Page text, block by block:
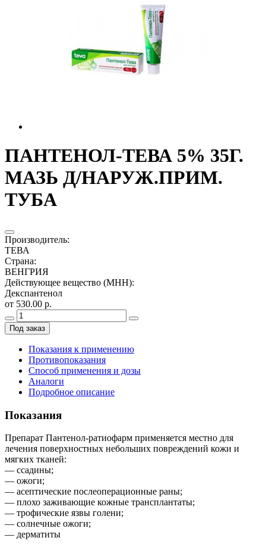
ПАНТЕНОЛ-ТЕВА 5% 35Г.
МАЗЬ Д/НАРУЖ.ПРИМ.
ТУБА
Производитель:
ТЕВА
Страна:
ВЕНГРИЯ
Действующее вещество (МНН):
Декспантенол
от 530.00 р.
Под заказ
Показания к применению
Противопоказания
Способ применения и дозы
Аналоги
Подробное описание
Показания
Препарат Пантенол-ратиофарм применяется местно для
лечения поверхностных небольших повреждений кожи и
мягких тканей:
— ссадины;
— ожоги;
— асептические послеоперационные раны;
— плохо заживающие кожные трансплантаты;
— трофические язвы голени;
— солнечные ожоги;
— дерматиты